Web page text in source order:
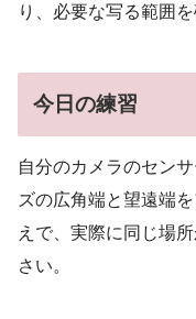
り、必要な写る範囲を
今日の練習
自分のカメラのセン
ズの広角端と望遠端
えで、実際に同じ場
さい。